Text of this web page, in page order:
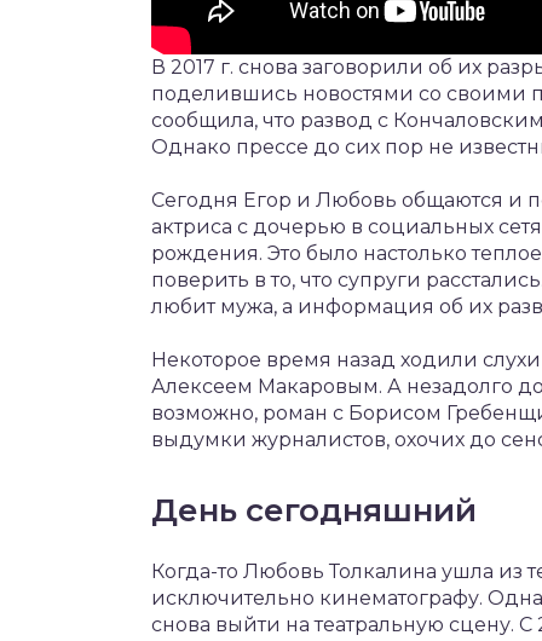
В 2017 г. снова заговорили об их
поделившись новостями со своими
сообщила, что развод с
Однако прессе до сих пор не
Сегодня Егор и Любовь общаются и
актриса с дочерью в социальных
рождения. Это было настолько
поверить в то, что супруги
любит мужа, а информация об их
Некоторое время назад ходили
Алексеем Макаровым. А незадолго до
возможно, роман с Борисом
выдумки журналистов, охочих до
День сегодняшний
Когда-то Любовь Толкалина ушла из
исключительно кинематографу.
снова выйти на театральную сцену. С